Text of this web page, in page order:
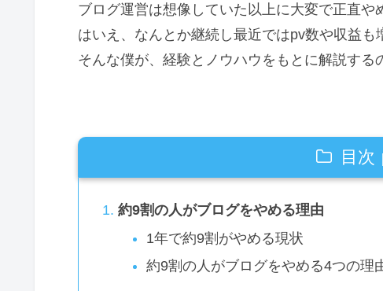
ブログ運営は想像していた以上に大変で正直
はいえ、なんとか継続し最近ではpv数や収益も
そんな僕が、経験とノウハウをもとに解説する
目次
約9割の人がブログをやめる理由
1年で約9割がやめる現状
約9割の人がブログをやめる4つの理